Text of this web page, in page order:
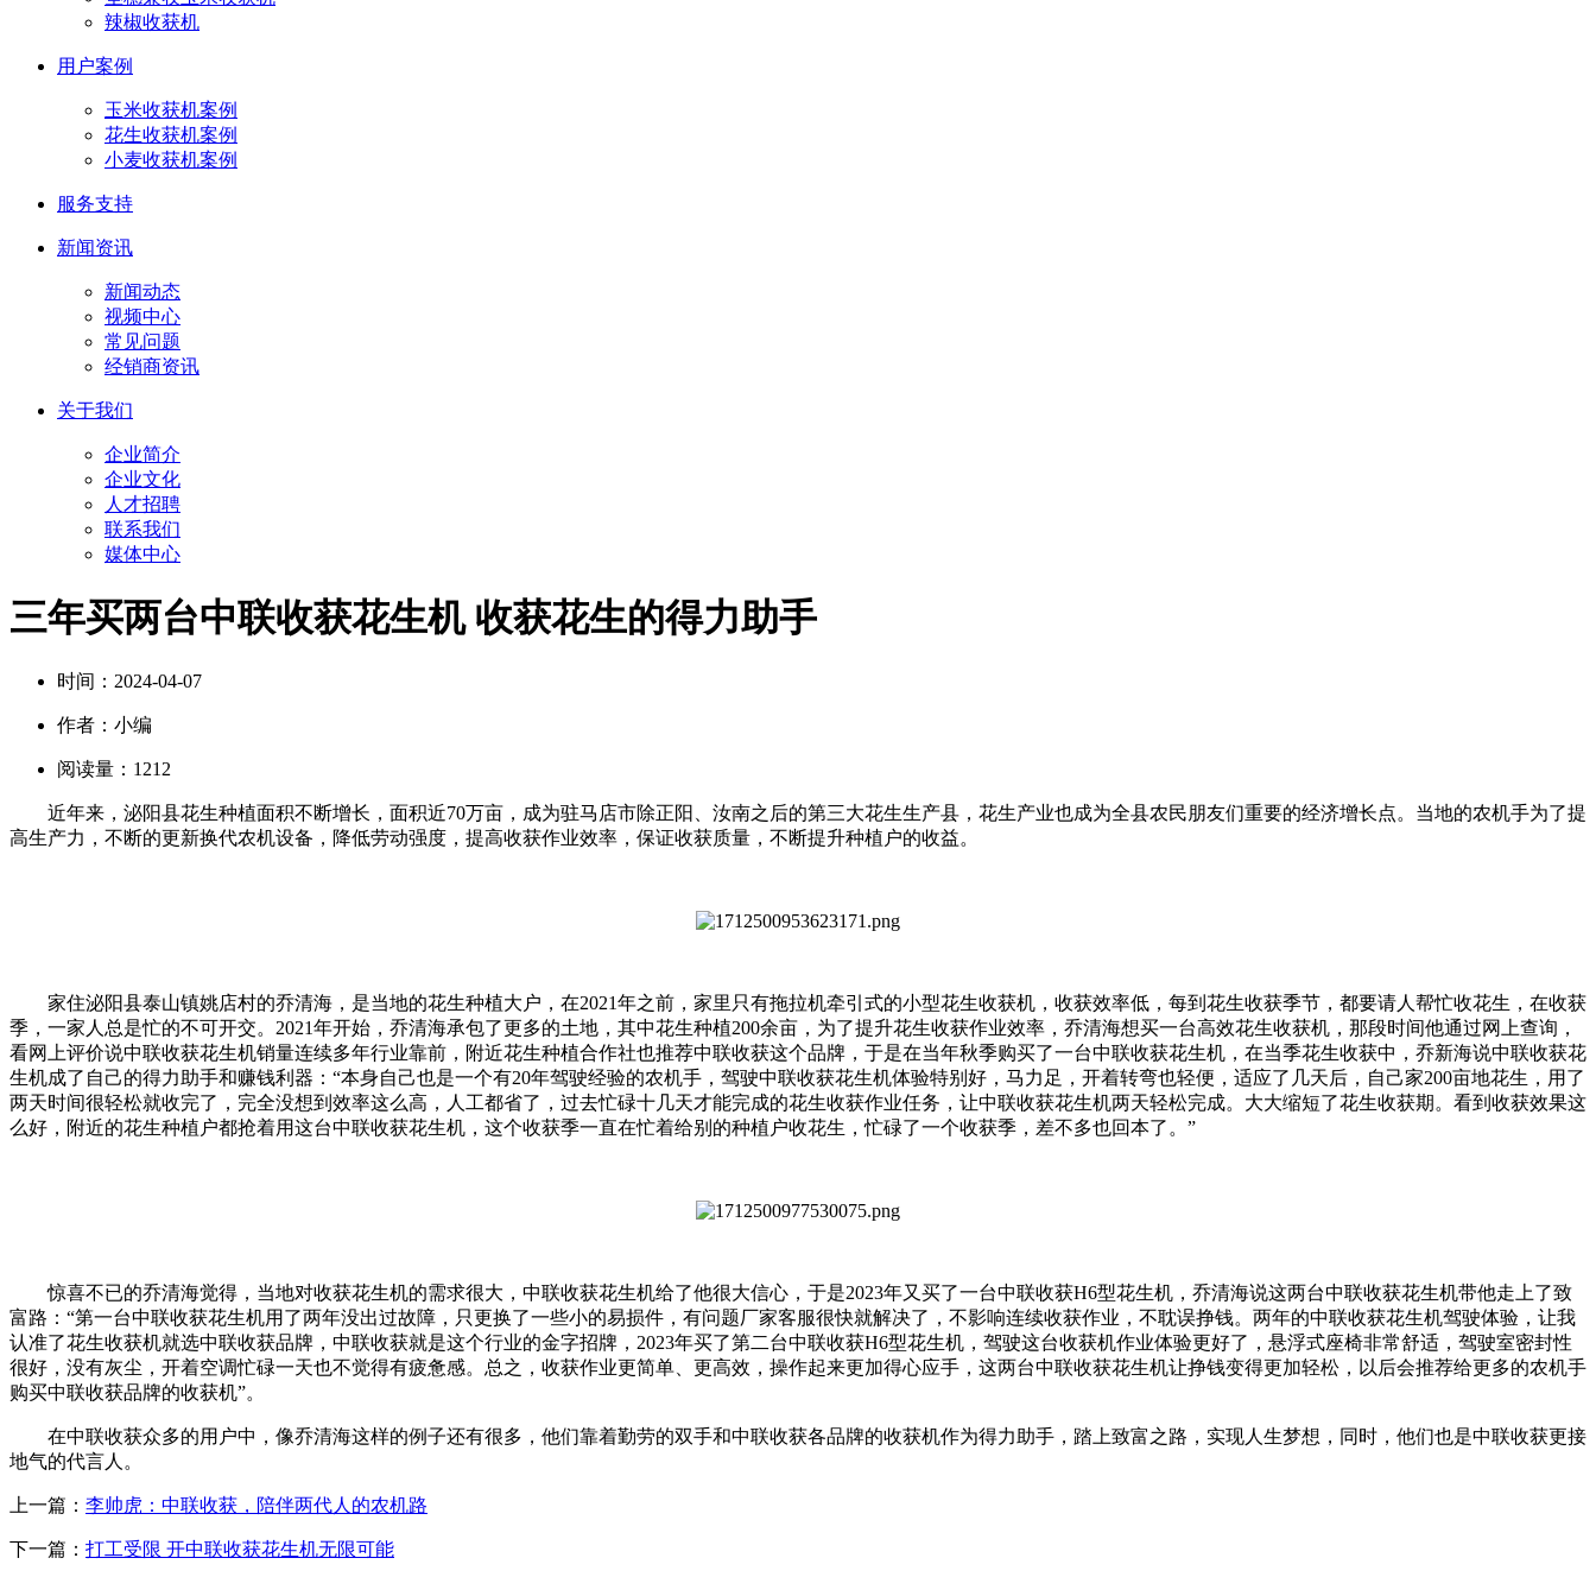
辣椒收获机
用户案例
玉米收获机案例
花生收获机案例
小麦收获机案例
服务支持
新闻资讯
新闻动态
视频中心
常见问题
经销商资讯
关于我们
企业简介
企业文化
人才招聘
联系我们
媒体中心
三年买两台中联收获花生机 收获花生的得力助手
时间： 2024-04-07
作者： 小编
阅读量： 1212
近年来，泌阳县花生种植面积不断增长，面积近70万亩，成为驻马店市除正阳、汝南之后的第三大花生生产县，花生产业也成为全县农民朋友们重要的经济增长点。当地的农机手为了提
高生产力，不断的更新换代农机设备，降低劳动强度，提高收获作业效率，保证收获质量，不断提升种植户的收益。
家住泌阳县泰山镇姚店村的乔清海，是当地的花生种植大户，在2021年之前，家里只有拖拉机牵引式的小型花生收获机，收获效率低，每到花生收获季节，都要请人帮忙收花生，在收获
季，一家人总是忙的不可开交。2021年开始，乔清海承包了更多的土地，其中花生种植200余亩，为了提升花生收获作业效率，乔清海想买一台高效花生收获机，那段时间他通过网上查询，
看网上评价说中联收获花生机销量连续多年行业靠前，附近花生种植合作社也推荐中联收获这个品牌，于是在当年秋季购买了一台中联收获花生机，在当季花生收获中，乔新海说中联收获花
生机成了自己的得力助手和赚钱利器：“本身自己也是一个有20年驾驶经验的农机手，驾驶中联收获花生机体验特别好，马力足，开着转弯也轻便，适应了几天后，自己家200亩地花生，用了
两天时间很轻松就收完了，完全没想到效率这么高，人工都省了，过去忙碌十几天才能完成的花生收获作业任务，让中联收获花生机两天轻松完成。大大缩短了花生收获期。看到收获效果这
么好，附近的花生种植户都抢着用这台中联收获花生机，这个收获季一直在忙着给别的种植户收花生，忙碌了一个收获季，差不多也回本了。”
惊喜不已的乔清海觉得，当地对收获花生机的需求很大，中联收获花生机给了他很大信心，于是2023年又买了一台中联收获H6型花生机，乔清海说这两台中联收获花生机带他走上了致
富路：“第一台中联收获花生机用了两年没出过故障，只更换了一些小的易损件，有问题厂家客服很快就解决了，不影响连续收获作业，不耽误挣钱。两年的中联收获花生机驾驶体验，让我
认准了花生收获机就选中联收获品牌，中联收获就是这个行业的金字招牌，2023年买了第二台中联收获H6型花生机，驾驶这台收获机作业体验更好了，悬浮式座椅非常舒适，驾驶室密封性
很好，没有灰尘，开着空调忙碌一天也不觉得有疲惫感。总之，收获作业更简单、更高效，操作起来更加得心应手，这两台中联收获花生机让挣钱变得更加轻松，以后会推荐给更多的农机手
购买中联收获品牌的收获机”。
在中联收获众多的用户中，像乔清海这样的例子还有很多，他们靠着勤劳的双手和中联收获各品牌的收获机作为得力助手，踏上致富之路，实现人生梦想，同时，他们也是中联收获更接
地气的代言人。
上一篇： 李帅虎：中联收获，陪伴两代人的农机路
下一篇： 打工受限 开中联收获花生机无限可能